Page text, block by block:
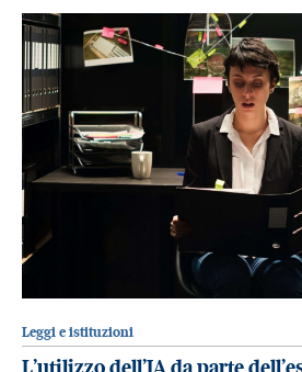
Leggi e istituzioni
L’utilizzo dell’IA da parte